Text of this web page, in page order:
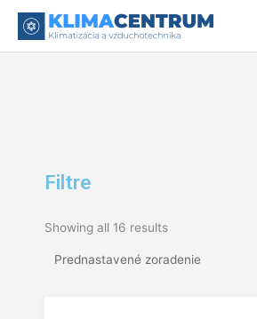
Filtre
Showing all 16 results